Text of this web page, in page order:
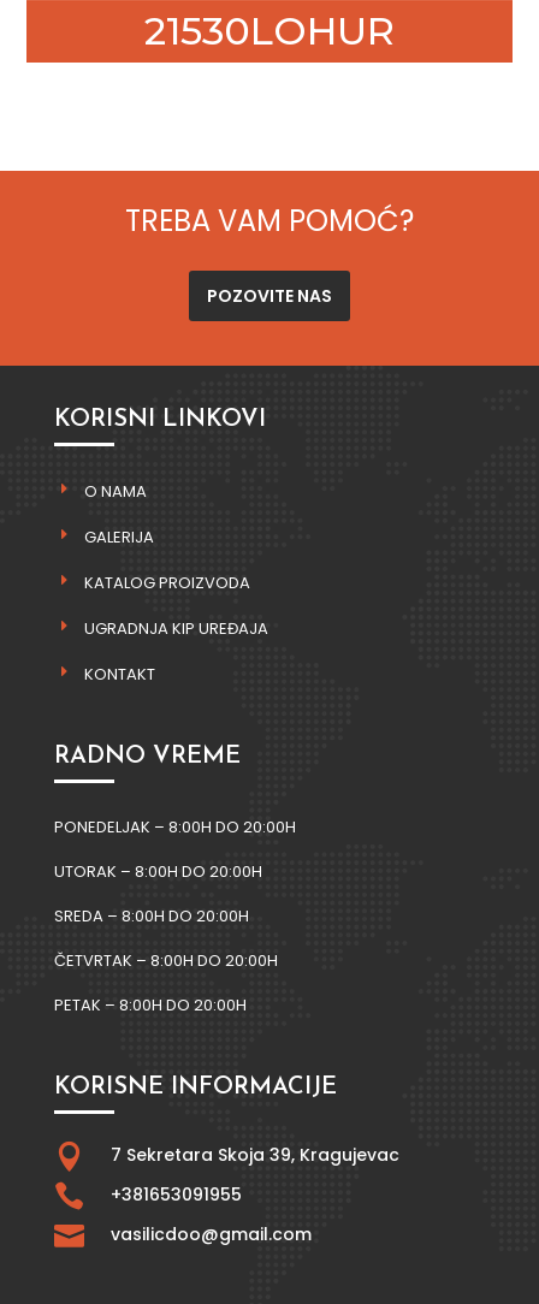
21530LOHUR
TREBA VAM POMOĆ?
POZOVITE NAS
KORISNI LINKOVI
O NAMA
GALERIJA
KATALOG PROIZVODA
UGRADNJA KIP UREĐAJA
KONTAKT
RADNO VREME
PONEDELJAK – 8:00H DO 20:00H
UTORAK – 8:00H DO 20:00H
SREDA – 8:00H DO 20:00H
ČETVRTAK – 8:00H DO 20:00H
PETAK – 8:00H DO 20:00H
KORISNE INFORMACIJE
 7 Sekretara Skoja 39, Kragujevac
 +381653091955
 vasilicdoo@gmail.com